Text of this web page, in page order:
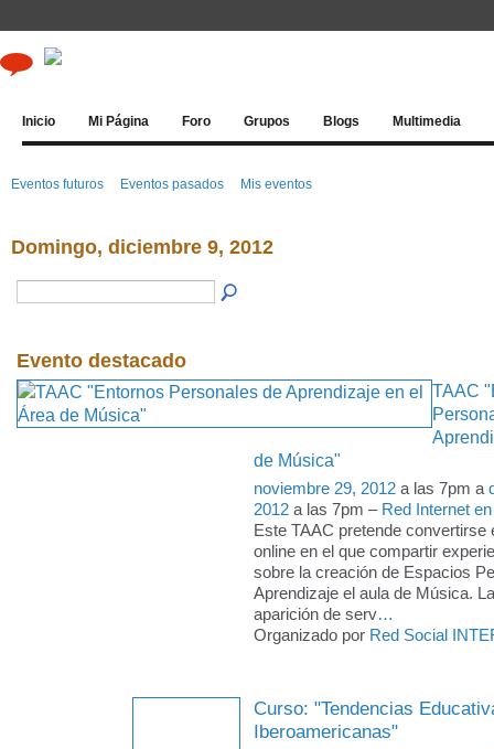
Inicio Mi Página Foro Grupos Blogs Multimedia
Eventos futuros Eventos pasados Mis eventos
Domingo, diciembre 9, 2012
Evento destacado
TAAC
de Música"
noviembre 29, 2012 a las 7pm a
2012 a las 7pm – Red Internet
Este TAAC pretende convertirse
online en el que compartir
sobre la creación de Espacios
Aprendizaje el aula de Música.
aparición de serv…
Organizado por Red Social
Curso: "Tendencias
Iberoamericanas"